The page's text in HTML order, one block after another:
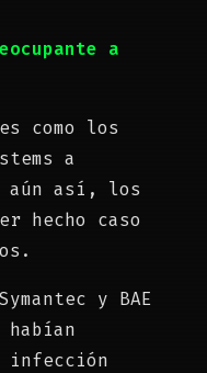
a
como los
a
aún así, los
hecho caso
y BAE
habían
infección